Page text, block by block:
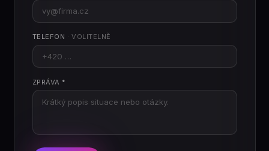
TELEFON · VOLITELNĚ
ZPRÁVA *